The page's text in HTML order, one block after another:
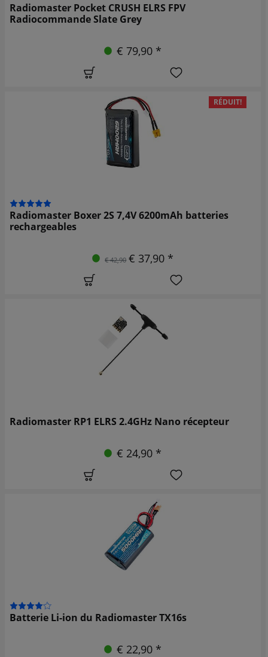
Radiomaster Pocket CRUSH ELRS FPV
Radiocommande Slate Grey
€ 79,90 *
RÉDUIT!
Radiomaster Boxer 2S 7,4V 6200mAh batteries
rechargeables
€ 42,90 € 37,90 *
Radiomaster RP1 ELRS 2.4GHz Nano récepteur
€ 24,90 *
Batterie Li-ion du Radiomaster TX16s
€ 22,90 *